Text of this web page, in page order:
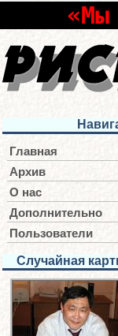
Главная
Архив
О нас
Дополнительно
Пользователи
Случайная